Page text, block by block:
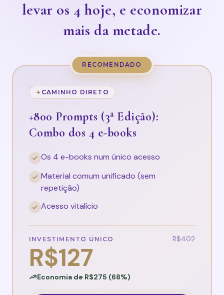
levar os 4 hoje, e economizar
mais da metade.
RECOMENDADO
CAMINHO DIRETO
+800 Prompts (3ª Edição):
Combo dos 4 e-books
Os 4 e-books num único acesso
Material comum unificado (sem
repetição)
Acesso vitalício
INVESTIMENTO ÚNICO R$402
R$127
Economia de R$275 (68%)